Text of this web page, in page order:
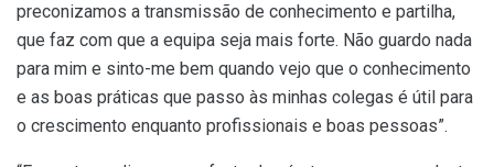
preconizamos a transmissão de conhecimento e partilha,
que faz com que a equipa seja mais forte. Não guardo nada
para mim e sinto-me bem quando vejo que o conhecimento
e as boas práticas que passo às minhas colegas é útil para
o crescimento enquanto profissionais e boas pessoas”.